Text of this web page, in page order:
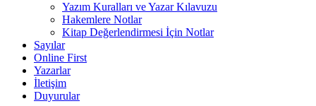
Yazım Kuralları ve Yazar Kılavuzu
Hakemlere Notlar
Kitap Değerlendirmesi İçin Notlar
Sayılar
Online First
Yazarlar
İletişim
Duyurular